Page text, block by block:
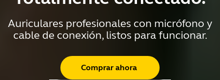
Auriculares profesionales con micrófono y
cable de conexión, listos para funcionar.
Comprar ahora